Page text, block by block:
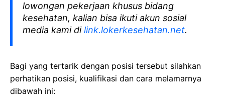
lowongan pekerjaan khusus bidang
kesehatan, kalian bisa ikuti akun sosial
media kami dilink.lokerkesehatan.net.
Bagi yang tertarik dengan posisi tersebut silahkan
perhatikan posisi, kualifikasi dan cara melamarnya
dibawah ini: